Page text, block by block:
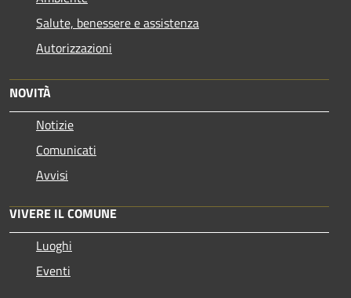
Salute, benessere e assistenza
Autorizzazioni
NOVITÀ
Notizie
Comunicati
Avvisi
VIVERE IL COMUNE
Luoghi
Eventi